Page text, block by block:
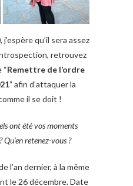
j’espère qu’il sera assez
retrouvez
“Remettre de l’ordre
” afin d’attaquer la
il se doit !
ont été vos moments
retenez-vous ?
l’an dernier, à la même
le 26 décembre. Date